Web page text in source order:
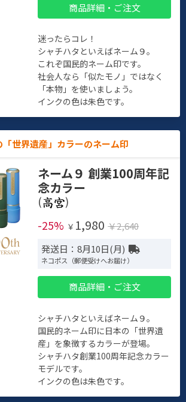
商品詳細・ご注文
迷ったらコレ！
シャチハタといえばネーム９。
これぞ国民的ネーム印です。
社会人なら「似たモノ」ではなく
「本物」を使いましょう。
インクの色は朱色です。
「世界遺産」カラーのネーム印
ネーム９ 創業100周年記
念カラー
(
)
-25% ￥ 1,980 ￥2,640
発送日：8月10日(月)
ネコポス（郵便受けへお届け）
商品詳細・ご注文
シャチハタといえばネーム９。
国民的ネーム印に日本の「世界遺
産」を象徴するカラーが登場。
シャチハタ創業100周年記念カラー
モデルです。
インクの色は朱色です。